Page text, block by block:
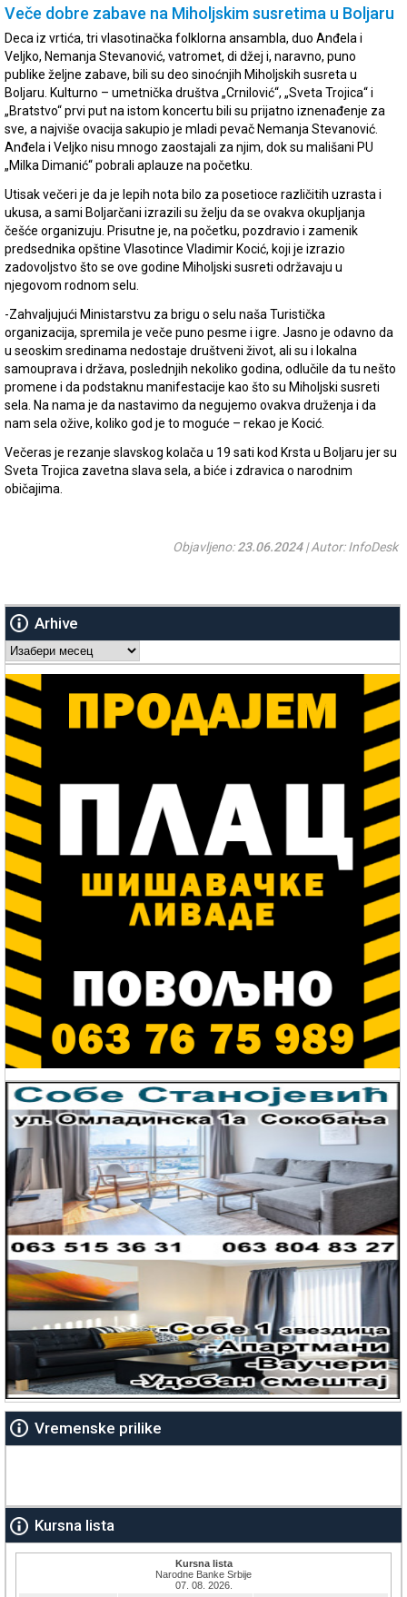
Veče dobre zabave na Miholjskim susretima u Boljaru
Deca iz vrtića, tri vlasotinačka folklorna ansambla, duo Anđela i
Veljko, Nemanja Stevanović, vatromet, di džej i, naravno, puno
publike željne zabave, bili su deo sinoćnjih Miholjskih susreta u
Boljaru. Kulturno – umetnička društva „Crnilović“, „Sveta Trojica“ i
„Bratstvo“ prvi put na istom koncertu bili su prijatno iznenađenje za
sve, a najviše ovacija sakupio je mladi pevač Nemanja Stevanović.
Anđela i Veljko nisu mnogo zaostajali za njim, dok su mališani PU
„Milka Dimanić“ pobrali aplauze na početku.
Utisak večeri je da je lepih nota bilo za posetioce različitih uzrasta i
ukusa, a sami Boljarčani izrazili su želju da se ovakva okupljanja
češće organizuju. Prisutne je, na početku, pozdravio i zamenik
predsednika opštine Vlasotince Vladimir Kocić, koji je izrazio
zadovoljstvo što se ove godine Miholjski susreti održavaju u
njegovom rodnom selu.
-Zahvaljujući Ministarstvu za brigu o selu naša Turistička
organizacija, spremila je veče puno pesme i igre. Jasno je odavno da
u seoskim sredinama nedostaje društveni život, ali su i lokalna
samouprava i država, poslednjih nekoliko godina, odlučile da tu nešto
promene i da podstaknu manifestacije kao što su Miholjski susreti
sela. Na nama je da nastavimo da negujemo ovakva druženja i da
nam sela ožive, koliko god je to moguće – rekao je Kocić.
Večeras je rezanje slavskog kolača u 19 sati kod Krsta u Boljaru jer su
Sveta Trojica zavetna slava sela, a biće i zdravica o narodnim
običajima.
Objavljeno:23.06.2024| Autor: InfoDesk
Arhive
Arhive
Vremenske prilike
Kursna lista